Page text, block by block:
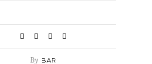
By BAR